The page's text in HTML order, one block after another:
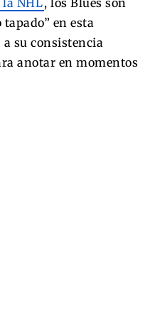
en esta
su consistencia
anotar en momentos